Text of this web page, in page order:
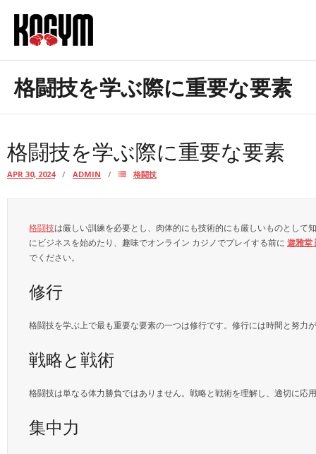
content
お問合せ
格闘技を学ぶ際に重要な要素
格闘技を学ぶ際に重要な要素
APR 30, 2024 ADMIN 格闘技
格闘技は厳しい訓練を必要とし、肉体的にも技術的にも厳しいものとし
にビジネスを始めたり、趣味でオンライン カジノでプレイする前に 遊雅堂
でください。
修行
格闘技を学ぶ上で最も重要な要素の一つは修行です。修行には時間と努
戦略と戦術
格闘技は単なる体力勝負ではありません。戦略と戦術を理解し、適切に
集中力